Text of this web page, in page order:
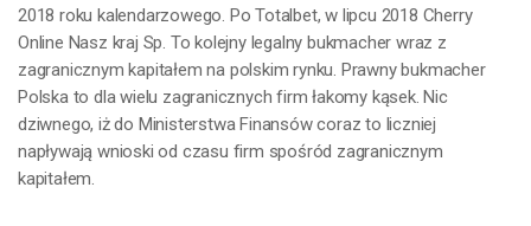
2018 roku kalendarzowego. Po Totalbet, w lipcu 2018 Cherry
Online Nasz kraj Sp. To kolejny legalny bukmacher wraz z
zagranicznym kapitałem na polskim rynku. Prawny bukmacher
Polska to dla wielu zagranicznych firm łakomy kąsek. Nic
dziwnego, iż do Ministerstwa Finansów coraz to liczniej
napływają wnioski od czasu firm spośród zagranicznym
kapitałem.